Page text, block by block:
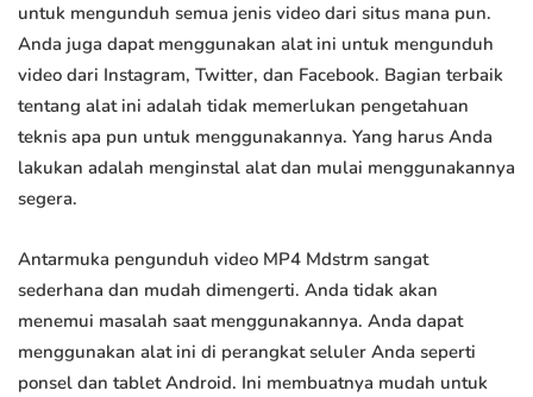
untuk mengunduh semua jenis video dari situs mana pun.
Anda juga dapat menggunakan alat ini untuk mengunduh
video dari Instagram, Twitter, dan Facebook. Bagian terbaik
tentang alat ini adalah tidak memerlukan pengetahuan
teknis apa pun untuk menggunakannya. Yang harus Anda
lakukan adalah menginstal alat dan mulai menggunakannya
segera.
Antarmuka pengunduh video MP4 Mdstrm sangat
sederhana dan mudah dimengerti. Anda tidak akan
menemui masalah saat menggunakannya. Anda dapat
menggunakan alat ini di perangkat seluler Anda seperti
ponsel dan tablet Android. Ini membuatnya mudah untuk